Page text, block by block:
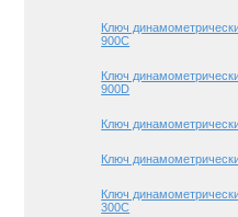
Ключ
900С
Ключ
900D
Ключ
Ключ
Ключ
300C